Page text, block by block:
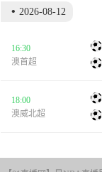
• 2026-08-12
16:30
澳首超
18:00
澳威北超